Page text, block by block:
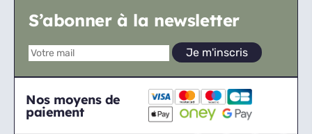
S’abonner à la newsletter
Nos moyens de
paiement